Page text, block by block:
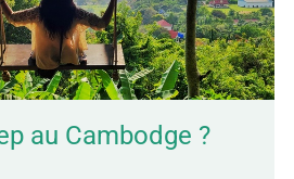
vraie poutine à Paris : 5e
: Une poutine halal à
est un petit…
au Cambodge ?